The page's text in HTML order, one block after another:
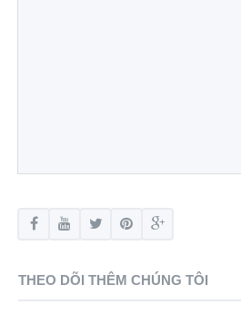
THEO DÕI THÊM CHÚNG TÔI